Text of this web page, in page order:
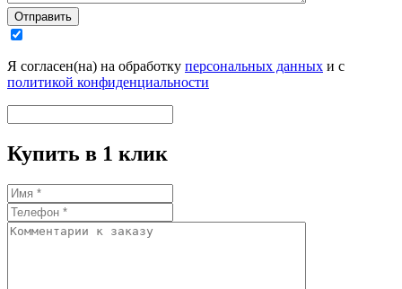
Отправить
Я согласен(на) на обработку персональных данных и с
политикой конфиденциальности
Купить в 1 клик